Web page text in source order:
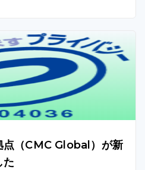
点（CMC Global）が新
た